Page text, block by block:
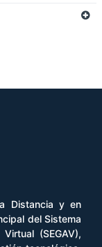
Distancia y en
del Sistema
(SEGAV),